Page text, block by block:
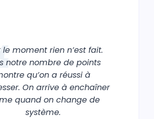
le moment rien n’est fait.
notre nombre de points
qu’on a réussi à
On arrive à enchaîner
quand on change de
système.